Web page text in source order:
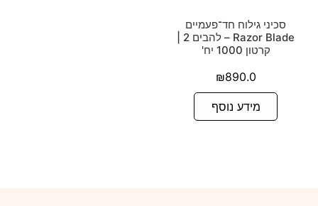
סכיני גילוח חד־פעמיים
קרטון 1000 יח'
₪890.0
מידע נוסף